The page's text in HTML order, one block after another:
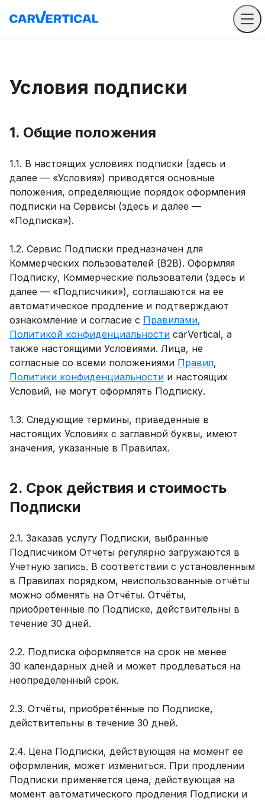
Условия подписки
1. Общие положения
1.1. В настоящих условиях подписки (здесь и
далее — «Условия») приводятся основные
положения, определяющие порядок оформления
подписки на Сервисы (здесь и далее —
«Подписка»).
1.2. Сервис Подписки предназначен для
Коммерческих пользователей (B2B). Оформляя
Подписку, Коммерческие пользователи (здесь и
далее — «Подписчики»), соглашаются на ее
автоматическое продление и подтверждают
ознакомление и согласие с Правилами,
Политикой конфиденциальности carVertical, а
также настоящими Условиями. Лица, не
согласные со всеми положениями Правил,
Политики конфиденциальности и настоящих
Условий, не могут оформлять Подписку.
1.3. Следующие термины, приведенные в
настоящих Условиях с заглавной буквы, имеют
значения, указанные в Правилах.
2. Срок действия и стоимость
Подписки
2.1. Заказав услугу Подписки, выбранные
Подписчиком Отчёты регулярно загружаются в
Учетную запись. В соответствии с установленным
в Правилах порядком, неиспользованные отчёты
можно обменять на Отчёты. Отчёты,
приобретённые по Подписке, действительны в
течение 30 дней.
2.2. Подписка оформляется на срок не менее
30 календарных дней и может продлеваться на
неопределенный срок.
2.3. Отчёты, приобретённые по Подписке,
действительны в течение 30 дней.
2.4. Цена Подписки, действующая на момент ее
оформления, может измениться. При продлении
Подписки применяется цена, действующая на
момент автоматического продления Подписки и